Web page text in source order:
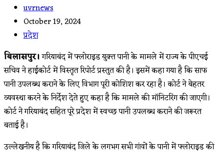
Post
author:
uvrnews
Post
published:
October 19, 2024
Post
category:
प्रदेश
बिलासपुर।गरियाबंद में फ्लोराइड युक्त पानी के मामले में राज्य के पीएचई
सचिव ने हाईकोर्ट में विस्तृत रिपोर्ट प्रस्तुत की है। इसमें कहा गया है कि साफ
पानी उपलब्ध कराने के लिए विभाग पूरी कोशिश कर रहा है। कोर्ट ने बेहतर
व्यवस्था करने के निर्देश देते हुए कहा है कि मामले की मॉनिटरिंग की जाएगी।
कोर्ट ने गरियाबंद सहित पूरे प्रदेश में स्वच्छ पानी उपलब्ध कराने की जरूरत
बताई है।
उल्लेखनीय है कि गरियाबंद जिले के लगभग सभी गांवों के पानी में फ्लोराइड की